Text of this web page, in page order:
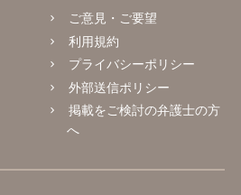
ご意見・ご要望
利用規約
プライバシーポリシー
外部送信ポリシー
掲載をご検討の弁護士の方
へ